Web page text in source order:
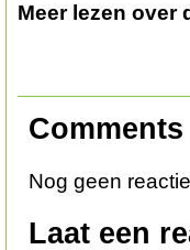
Meer lezen over
Comments
Nog geen
Laat een